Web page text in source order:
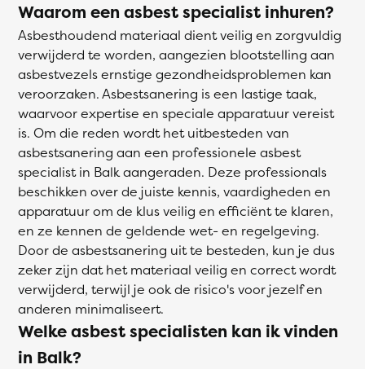
Waarom een asbest specialist inhuren?
Asbesthoudend materiaal dient veilig en zorgvuldig
verwijderd te worden, aangezien blootstelling aan
asbestvezels ernstige gezondheidsproblemen kan
veroorzaken. Asbestsanering is een lastige taak,
waarvoor expertise en speciale apparatuur vereist
is. Om die reden wordt het uitbesteden van
asbestsanering aan een professionele asbest
specialist in Balk aangeraden. Deze professionals
beschikken over de juiste kennis, vaardigheden en
apparatuur om de klus veilig en efficiënt te klaren,
en ze kennen de geldende wet- en regelgeving.
Door de asbestsanering uit te besteden, kun je dus
zeker zijn dat het materiaal veilig en correct wordt
verwijderd, terwijl je ook de risico's voor jezelf en
anderen minimaliseert.
Welke asbest specialisten kan ik vinden
in Balk?